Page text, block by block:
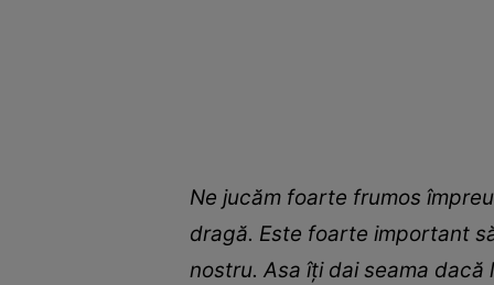
Ne jucăm foarte frumos
dragă. Este foarte important
nostru. Asa îți dai seama